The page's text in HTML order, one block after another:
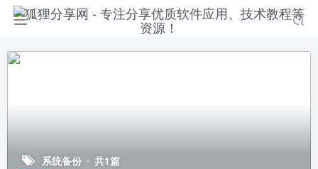
系统备份 共1篇